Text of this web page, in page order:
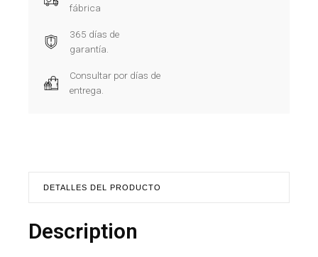
fábrica
365 días de
garantía.
Consultar por días de
entrega.
DETALLES DEL PRODUCTO
Description